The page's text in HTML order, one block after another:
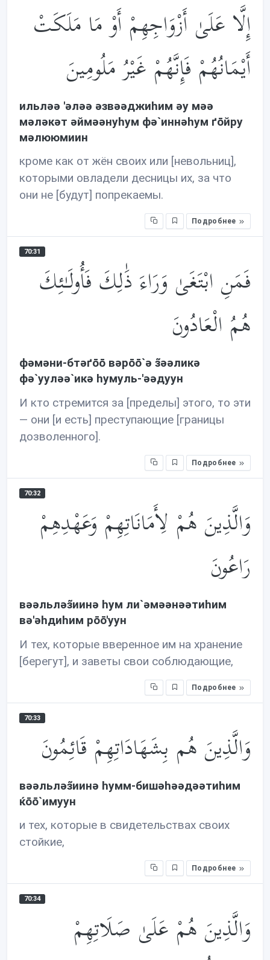
إِلَّا عَلَىٰ أَزْوَاجِهِمْ أَوْ مَا مَلَكَتْ
أَيْمَانُهُمْ فَإِنَّهُمْ غَيْرُ مَلُومِينَ
ильлəə 'əлəə əзвəəджиhим əу мəə
мəлəкəт əймəəнуhум фə`иннəhум ґōйру
мəлююмиин
кроме как от жён своих или [невольниц],
которыми овладели десницы их, за что
они не [будут] попрекаемы.
Подробнее
70:31
فَمَنِ ابْتَغَىٰ وَرَاءَ ذَ‌ٰلِكَ فَأُولَـٰئِكَ
هُمُ الْعَادُونَ
фəмəни-бтəґōō вəрōō`ə з̃əəликə
фə`уулəə`икə hумуль-'əəдуун
И кто стремится за [пределы] этого, то эти
— они [и есть] преступающие [границы
дозволенного].
Подробнее
70:32
وَالَّذِينَ هُمْ لِأَمَانَاتِهِمْ وَعَهْدِهِمْ
رَاعُونَ
вəəльлəз̃иинə hум ли`əмəəнəəтиhим
вə'əhдиhим рōō'уун
И тех, которые вверенное им на хранение
[берегут], и заветы свои соблюдающие,
Подробнее
70:33
وَالَّذِينَ هُم بِشَهَادَاتِهِمْ قَائِمُونَ
вəəльлəз̃иинə hумм-бишəhəəдəəтиhим
ќōō`имуун
и тех, которые в свидетельствах своих
стойкие,
Подробнее
70:34
وَالَّذِينَ هُمْ عَلَىٰ صَلَاتِهِمْ